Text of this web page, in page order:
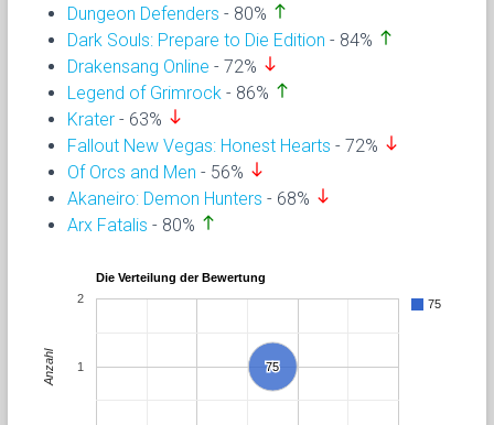
Dungeon Defenders - 80% north
Dark Souls: Prepare to Die Edition - 84% north
Drakensang Online - 72% south
Legend of Grimrock - 86% north
Krater - 63% south
Fallout New Vegas: Honest Hearts - 72% south
Of Orcs and Men - 56% south
Akaneiro: Demon Hunters - 68% south
Arx Fatalis - 80% north
Die Verteilung der Bewertung
75
75
75
1
2
Anzahl